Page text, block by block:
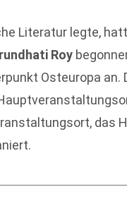
Literatur legte,
Roy
Osteuropa an.
das